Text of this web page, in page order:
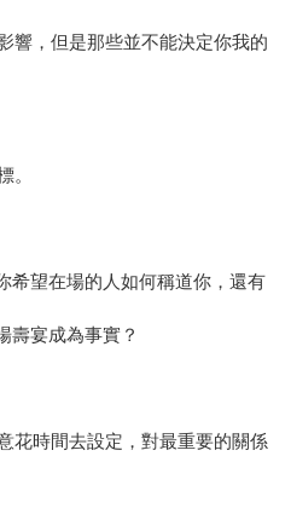
響，但是那些並不能決定你我的
。
希望在場的人如何稱道你，還有
壽宴成為事實？
花時間去設定，對最重要的關係